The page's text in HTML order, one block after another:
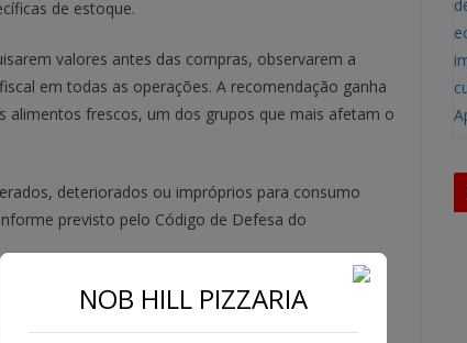
de estoque.
valores antes das compras, observarem a
em todas as operações. A recomendação ganha
alimentos frescos, um dos grupos que mais afetam o
deteriorados ou impróprios para consumo
previsto pelo Código de Defesa do
Goiânia
NOB HILL PIZZARIA